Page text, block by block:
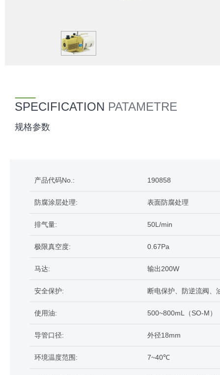
SPECIFICATION PATAMETRE
规格参数
产品代码No.: 190858
防腐涂层处理: 表面防腐处理
排气量: 50L/min
极限真空度: 0.67Pa
马达: 输出200W
安全保护: 断电保护、防逆流阀、
使用油: 500~800mL（SO-M）
导管口径: 外径18mm
环境温度范围: 7~40℃